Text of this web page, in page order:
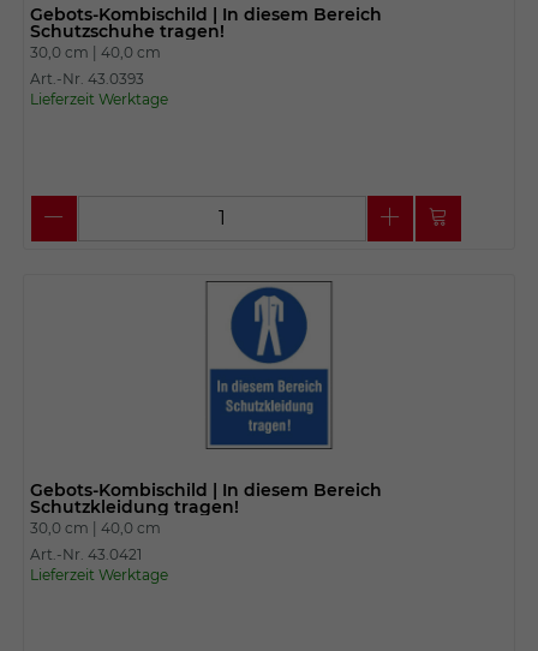
Gebots-Kombischild | In diesem Bereich
Schutzschuhe tragen!
30,0 cm | 40,0 cm
Art.-Nr. 43.0393
Lieferzeit Werktage
Gebots-Kombischild | In diesem Bereich
Schutzkleidung tragen!
30,0 cm | 40,0 cm
Art.-Nr. 43.0421
Lieferzeit Werktage